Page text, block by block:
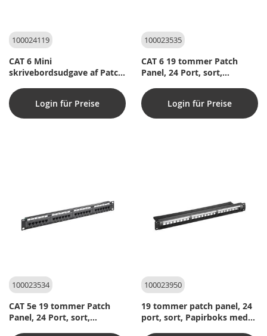
100024119
CAT 6 Mini
skrivebordsudgave af Patch
Papirboks med label
Login für Preise
100023535
CAT 6 19 tommer Patch
Panel, 24 Port, sort,
Login für Preise
100023534
CAT 5e 19 tommer Patch
Panel, 24 Port, sort,
100023950
19 tommer patch panel, 24
port, sort, Papirboks med